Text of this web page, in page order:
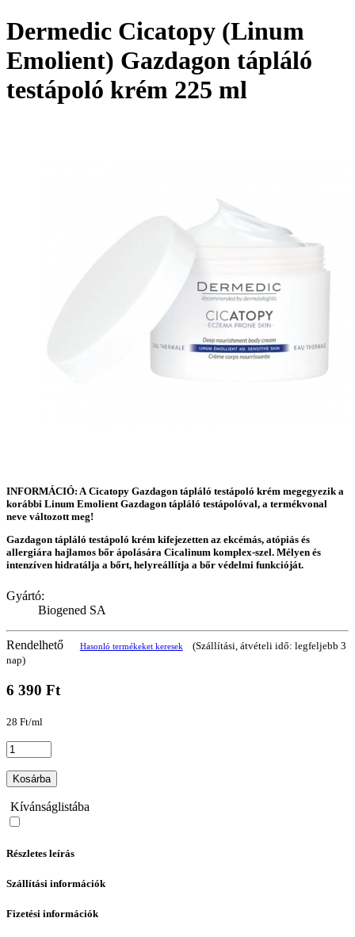
Dermedic Cicatopy (Linum
Emolient) Gazdagon tápláló
testápoló krém 225 ml
INFORMÁCIÓ: A Cicatopy Gazdagon tápláló testápoló krém megegyezik a
korábbi Linum Emolient Gazdagon tápláló testápolóval, a termékvonal
neve változott meg!
Gazdagon tápláló testápoló krém kifejezetten az ekcémás, atópiás és
allergiára hajlamos bőr ápolására Cicalinum komplex-szel. Mélyen és
intenzíven hidratálja a bőrt, helyreállítja a bőr védelmi funkcióját.
Gyártó:
Biogened SA
Rendelhető Hasonló termékeket keresek
(Szállítási, átvételi idő: legfeljebb 3
nap)
6 390 Ft
28 Ft/ml
Kosárba
Kívánságlistába
Részletes leírás
Szállítási információk
Fizetési információk